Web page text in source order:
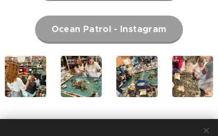
Ocean Patrol - Instagram